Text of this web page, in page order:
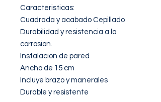
Caracteristicas:
Cuadrada y acabado Cepillado
Durabilidad y resistencia a la
corrosion.
Instalacion de pared
Ancho de 15 cm
Incluye brazo y manerales
Durable y resistente